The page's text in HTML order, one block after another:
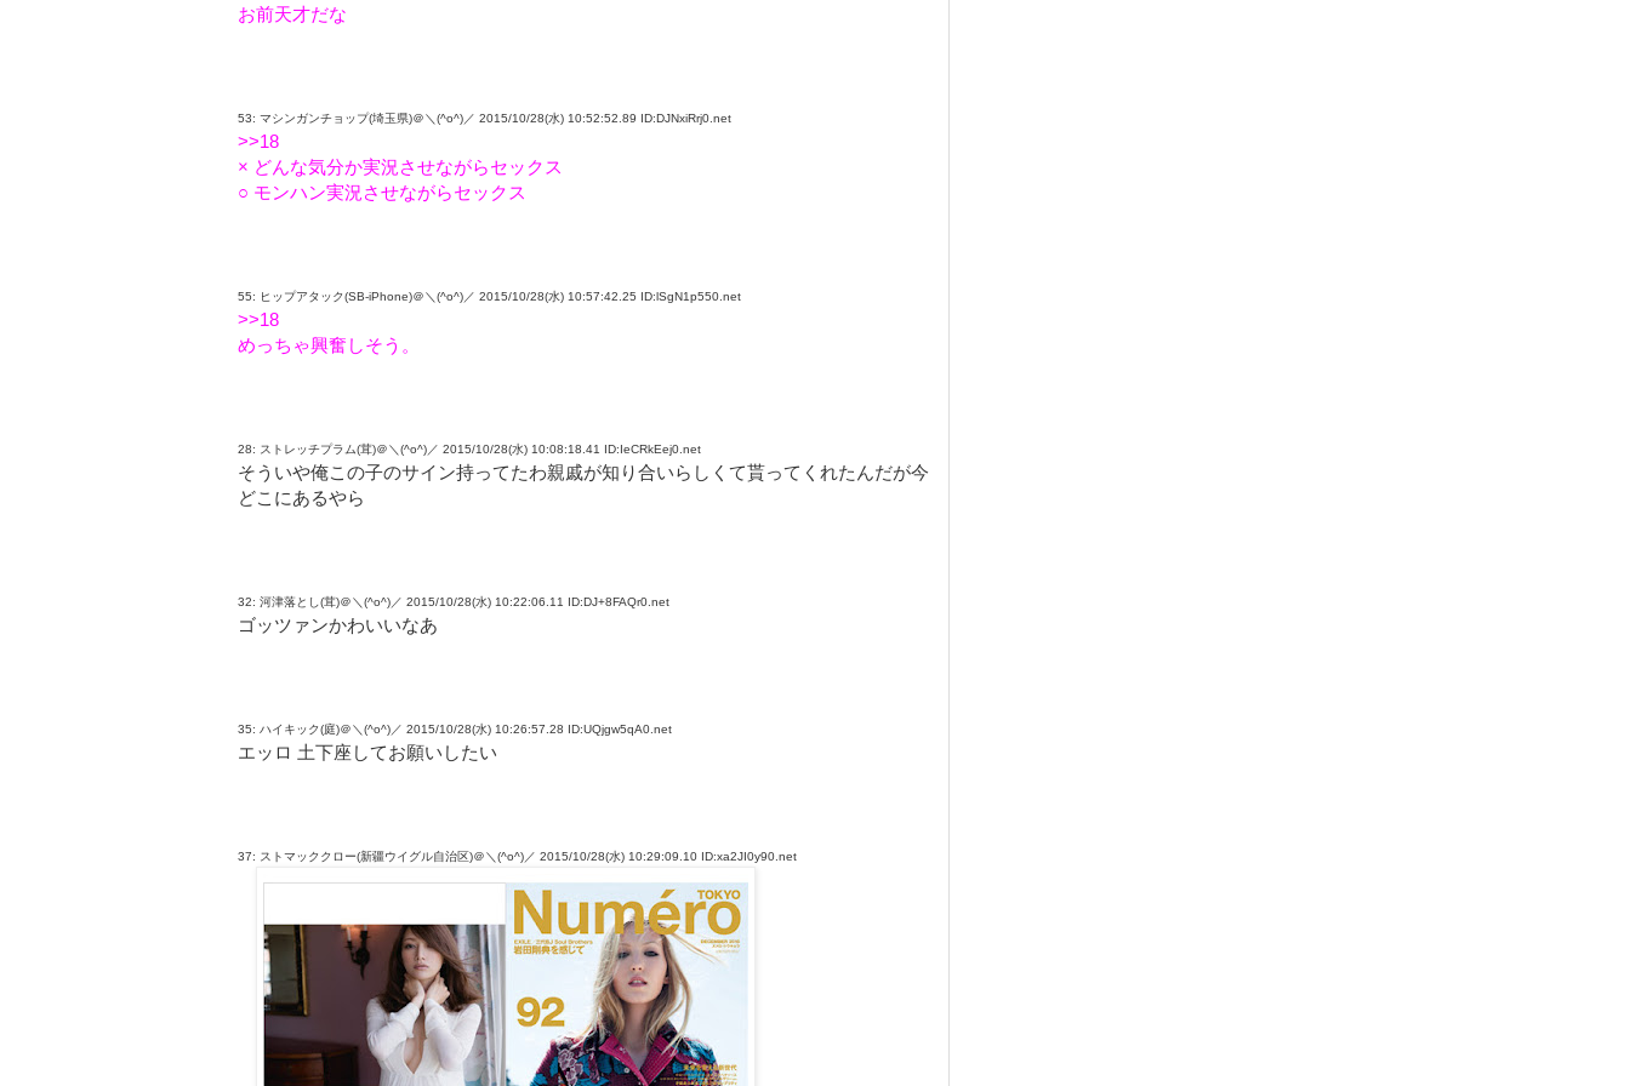
お前天才だな
53: マシンガンチョップ(埼玉県)＠＼(^o^)／ 2015/10/28(水) 10:52:52.89 ID:DJNxiRrj0.net
>>18
× どんな気分か実況させながらセックス
○ モンハン実況させながらセックス
55: ヒップアタック(SB-iPhone)＠＼(^o^)／ 2015/10/28(水) 10:57:42.25 ID:lSgN1p550.net
>>18
めっちゃ興奮しそう。
28: ストレッチプラム(茸)＠＼(^o^)／ 2015/10/28(水) 10:08:18.41 ID:IeCRkEej0.net
そういや俺この子のサイン持ってたわ親戚が知り合いらしくて貰ってくれたんだが今
どこにあるやら
32: 河津落とし(茸)＠＼(^o^)／ 2015/10/28(水) 10:22:06.11 ID:DJ+8FAQr0.net
ゴッツァンかわいいなあ
35: ハイキック(庭)＠＼(^o^)／ 2015/10/28(水) 10:26:57.28 ID:UQjgw5qA0.net
エッロ 土下座してお願いしたい
37: ストマッククロー(新疆ウイグル自治区)＠＼(^o^)／ 2015/10/28(水) 10:29:09.10 ID:xa2JI0y90.net